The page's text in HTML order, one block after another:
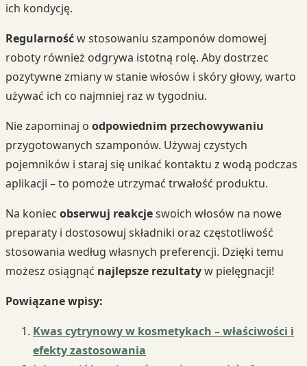
ich kondycję.
Regularnośćw stosowaniu szamponów domowej
roboty również odgrywa istotną rolę. Aby dostrzec
pozytywne zmiany w stanie włosów i skóry głowy, warto
używać ich co najmniej raz w tygodniu.
Nie zapominaj o odpowiednim przechowywaniu
przygotowanych szamponów. Używaj czystych
pojemników i staraj się unikać kontaktu z wodą podczas
aplikacji – to pomoże utrzymać trwałość produktu.
Na koniec obserwuj reakcjeswoich włosów na nowe
preparaty i dostosowuj składniki oraz częstotliwość
stosowania według własnych preferencji. Dzięki temu
możesz osiągnąć najlepsze rezultatyw pielęgnacji!
Powiązane wpisy:
Kwas cytrynowy w kosmetykach – właściwości i
efekty zastosowania